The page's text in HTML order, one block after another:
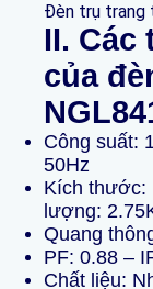
Đèn trụ trang
II. Các
của
Công suất:
50Hz
Kích thước:
lượng:
Quang
PF: 0.88 –
Chất liệu: